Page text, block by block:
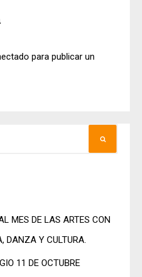
para publicar un
MES DE LAS ARTES CON
DANZA Y CULTURA.
11 DE OCTUBRE